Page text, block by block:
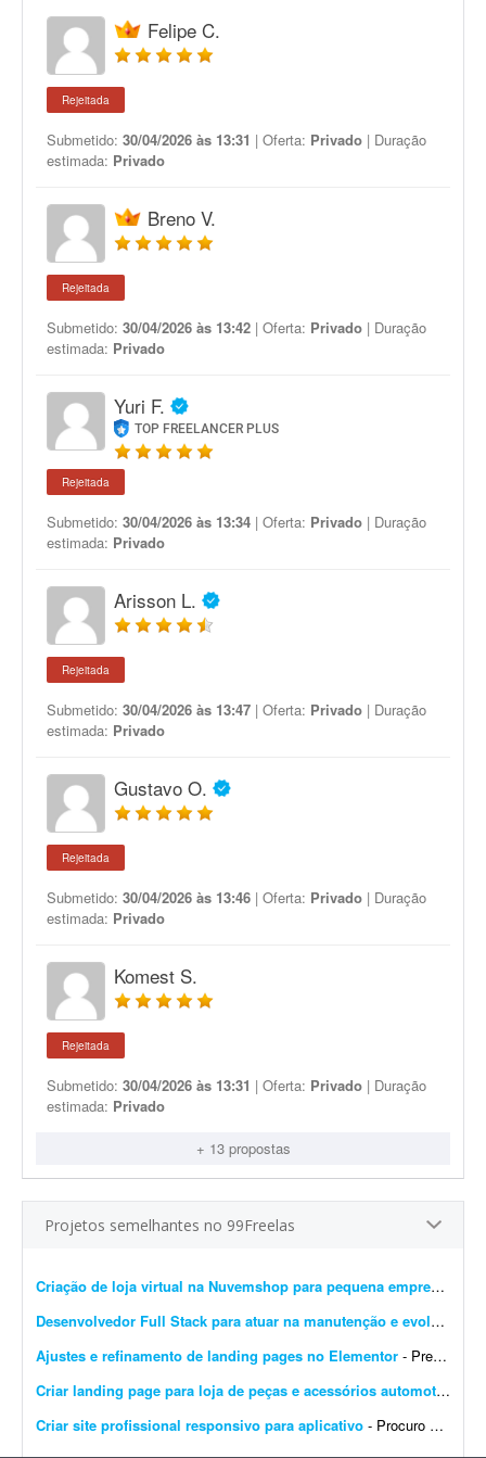
Felipe C.
Rejeitada
Submetido: 30/04/2026 às 13:31 | Oferta: Privado | Duração
estimada: Privado
Breno V.
Rejeitada
Submetido: 30/04/2026 às 13:42 | Oferta: Privado | Duração
estimada: Privado
Yuri F.
TOP FREELANCER PLUS
Rejeitada
Submetido: 30/04/2026 às 13:34 | Oferta: Privado | Duração
estimada: Privado
Arisson L.
Rejeitada
Submetido: 30/04/2026 às 13:47 | Oferta: Privado | Duração
estimada: Privado
Gustavo O.
Rejeitada
Submetido: 30/04/2026 às 13:46 | Oferta: Privado | Duração
estimada: Privado
Komest S.
Rejeitada
Submetido: 30/04/2026 às 13:31 | Oferta: Privado | Duração
estimada: Privado
+ 13 propostas
Projetos semelhantes no 99Freelas
Criação de loja virtual na Nuvemshop para pequena empresa
Desenvolvedor Full Stack para atuar na manutenção e evolução de uma plataforma SaaS
Ajustes e refinamento de landing pages no Elementor - Preciso de alguém para finalizar o desenvolvimento de 14 landing pages no Elementor. É um projeto rápido e de baixa complexidade. O cenário atual: As páginas j&...
Criar landing page para loja de peças e acessórios automotivos
Criar site profissional responsivo para aplicativo - Procuro um profissional para desenvolver um site moderno, profissional e responsivo para o aplicativo Alô Diária - Dona Maria. O site deverá apresentar o aplicativo e explicar c...